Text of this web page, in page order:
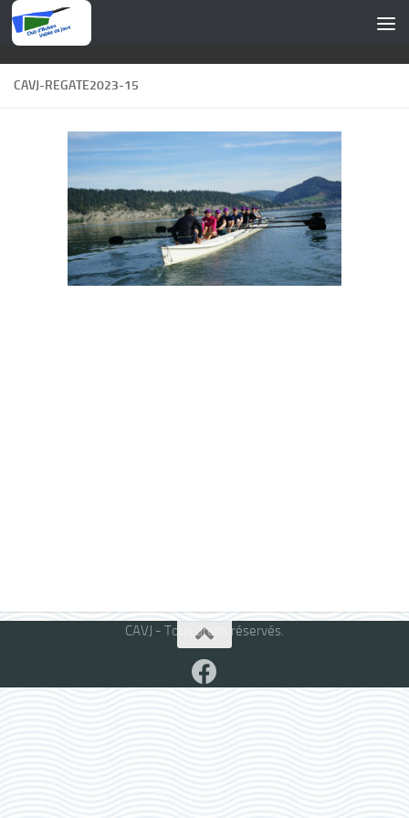
Skip to content
CAVJ-REGATE2023-15
CAVJ - Tous droits réservés.